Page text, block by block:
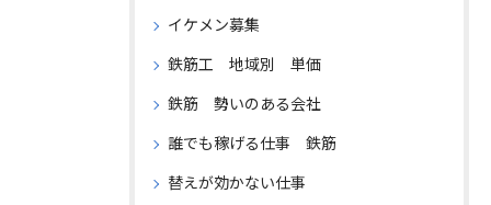
イケメン募集
鉄筋工 地域別 単価
鉄筋 勢いのある会社
誰でも稼げる仕事 鉄筋
替えが効かない仕事